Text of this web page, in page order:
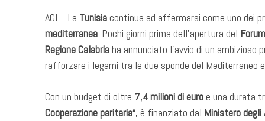
AGI – La Tunisiacontinua ad affermarsi come uno dei
mediterranea. Pochi giorni prima dell’apertura del
Regione Calabriaha annunciato l’avvio di un
rafforzare i legami tra le due sponde del Mediterraneo
Con un budget di oltre 7,4 milioni di euroe una durata
Cooperazione paritaria“, è finanziato dal Ministero